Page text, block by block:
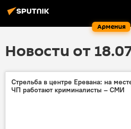
Армения
Новости от
Стрельба в центре Еревана: на
ЧП работают криминалисты – СМИ